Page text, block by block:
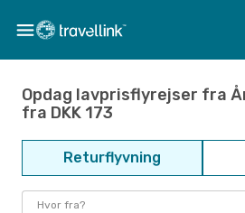
Opdag lavprisflyrejser fra
fra DKK 173
Returflyvning
Hvor fra?